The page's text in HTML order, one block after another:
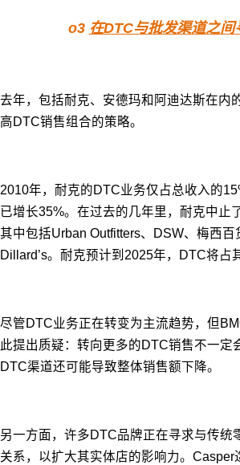
o3 在DTC与批发渠道之间
去年，包括耐克、安德玛和阿迪达斯在内
高DTC销售组合的策略。
2010年，耐克的DTC业务仅占总收入的
已增长35%。在过去的几年里，耐克中止
其中包括Urban Outfitters、DSW、梅西百
Dillard’s。耐克预计到2025年，DTC将占
尽管DTC业务正在转变为主流趋势，但
此提出质疑：转向更多的DTC销售不一定
DTC渠道还可能导致整体销售额下降。
另一方面，许多DTC品牌正在寻求与传统
关系，以扩大其实体店的影响力。Casper